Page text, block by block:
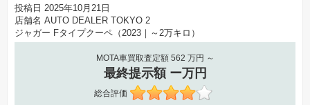
投稿日 2025年10月21日
店舗名 AUTO DEALER TOKYO 2
ジャガー Fタイプクーペ（2023｜～2万キロ）
MOTA車買取査定額 562 万円 ～
最終提示額 ー万円
総合評価